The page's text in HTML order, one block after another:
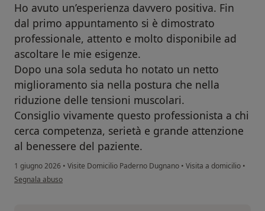
Ho avuto un’esperienza davvero positiva. Fin
dal primo appuntamento si è dimostrato
professionale, attento e molto disponibile ad
ascoltare le mie esigenze.
Dopo una sola seduta ho notato un netto
miglioramento sia nella postura che nella
riduzione delle tensioni muscolari.
Consiglio vivamente questo professionista a chi
cerca competenza, serietà e grande attenzione
al benessere del paziente.
1 giugno 2026 • Visite Domicilio Paderno Dugnano • Visita a domicilio •
secondo l'opinione dell'utente Gaia Landoni
Segnala abuso